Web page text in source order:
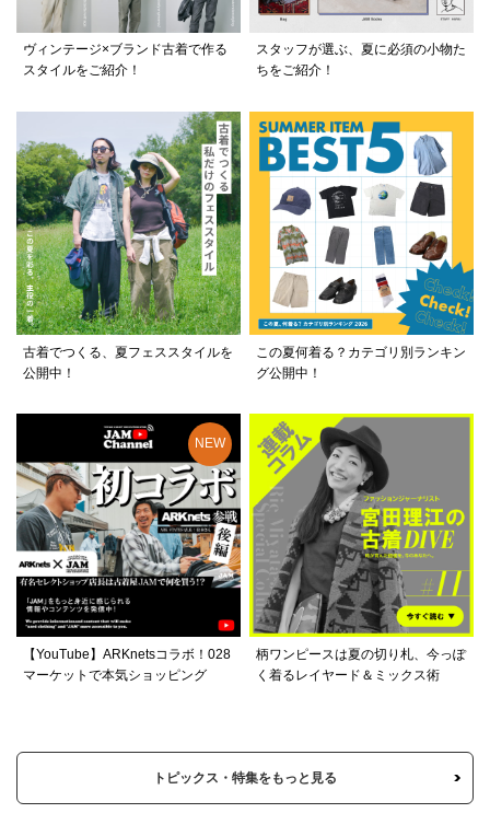
ヴィンテージ×ブランド古着で作る
スタイルをご紹介！
スタッフが選ぶ、夏に必須の小物た
ちをご紹介！
古着でつくる、夏フェススタイルを
公開中！
この夏何着る？カテゴリ別ランキン
グ公開中！
【YouTube】ARKnetsコラボ！028
マーケットで本気ショッピング
柄ワンピースは夏の切り札、今っぽ
く着るレイヤード＆ミックス術
トピックス・特集をもっと見る